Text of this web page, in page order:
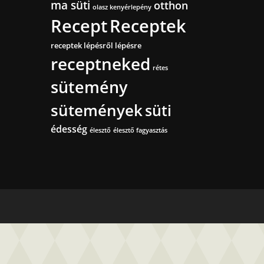
ma süti olasz kenyérlepény otthon
ReceptReceptek
receptek lépésről lépésre
receptneked rétes
sütemény
süteményeksüti
édesség élesztő élesztő fagyasztás